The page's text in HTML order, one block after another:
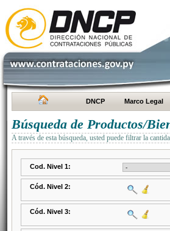
DNCP Marco Legal
Búsqueda de Productos/
A través de esta búsqueda, usted puede filtrar la
Cod. Nivel 1:
Cód. Nivel 2:
Cód. Nivel 3: